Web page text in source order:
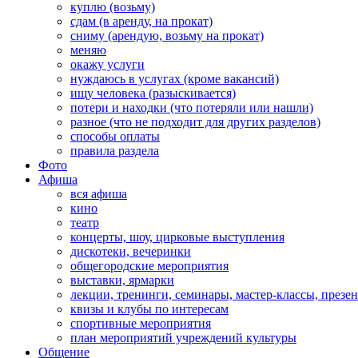
куплю (возьму)
сдам (в аренду, на прокат)
сниму (арендую, возьму на прокат)
меняю
окажу услуги
нуждаюсь в услугах (кроме вакансий)
ищу человека (разыскивается)
потери и находки (что потеряли или нашли)
разное (что не подходит для других разделов)
способы оплаты
правила раздела
Фото
Афиша
вся афиша
кино
театр
концерты, шоу, цирковые выступления
дискотеки, вечеринки
общегородские мероприятия
выставки, ярмарки
лекции, тренинги, семинары, мастер-классы,
квизы и клубы по интересам
спортивные мероприятия
план мероприятий учреждений культуры
Общение